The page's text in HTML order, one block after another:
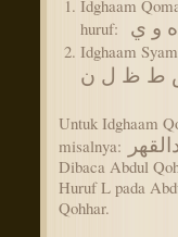
Idghaam
huruf:
Idghaam
Untuk Idghaam
misalnya:
Dibaca Abdul
Huruf L pada
Qohhar.